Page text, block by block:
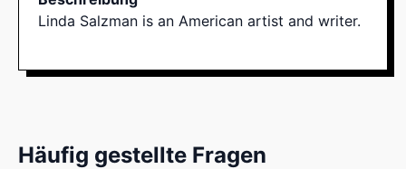
Linda Salzman is an American artist and writer.
Häufig gestellte Fragen